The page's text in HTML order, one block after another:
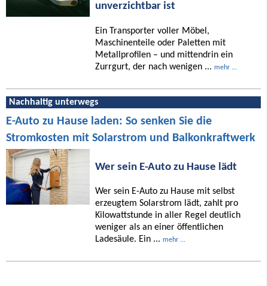
unverzichtbar ist
Ein Transporter voller Möbel,
Maschinenteile oder Paletten mit
Metallprofilen – und mittendrin ein
Zurrgurt, der nach wenigen ... mehr ...
Nachhaltig unterwegs
E-Auto zu Hause laden: So senken Sie die
Stromkosten mit Solarstrom und Balkonkraftwerk
Wer sein E-Auto zu Hause lädt
Wer sein E-Auto zu Hause mit selbst
erzeugtem Solarstrom lädt, zahlt pro
Kilowattstunde in aller Regel deutlich
weniger als an einer öffentlichen
Ladesäule. Ein ... mehr ...